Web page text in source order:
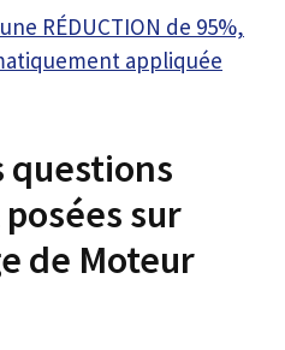
RÉDUCTION de 95%,
appliquée
questions
sur
de Moteur